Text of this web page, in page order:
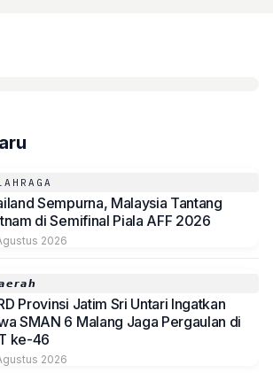
Sempurna, Malaysia Tantang
di Semifinal Piala AFF 2026
2026
Provinsi Jatim Sri Untari Ingatkan
SMAN 6 Malang Jaga Pergaulan di
ke-46
2026